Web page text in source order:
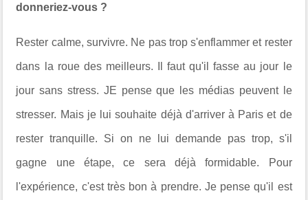
donneriez-vous ?
Rester calme, survivre. Ne pas trop s'enflammer et rester
dans la roue des meilleurs. Il faut qu'il fasse au jour le
jour sans stress. JE pense que les médias peuvent le
stresser. Mais je lui souhaite déjà d'arriver à Paris et de
rester tranquille. Si on ne lui demande pas trop, s'il
gagne une étape, ce sera déjà formidable. Pour
l'expérience, c'est très bon à prendre. Je pense qu'il est